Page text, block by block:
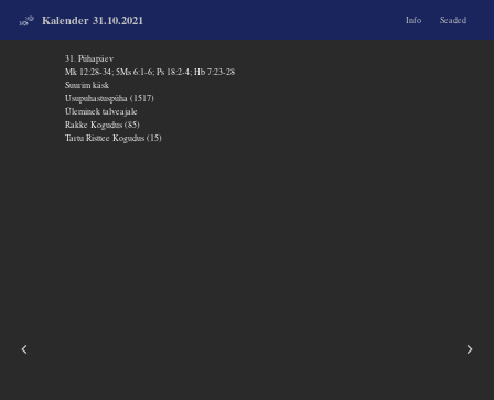
Kalender 31.10.2021 Info Seaded
31. Pühapäev
Mk 12:28-34; 5Ms 6:1-6; Ps 18:2-4; Hb 7:23-28
Suurim käsk
Usupuhastuspüha (1517)
Üleminek talveajale
Rakke Kogudus (85)
Tartu Risttee Kogudus (15)